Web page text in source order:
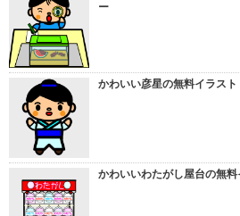
ー
かわいい彦星の無料イラス
かわいいわたがし屋台の無